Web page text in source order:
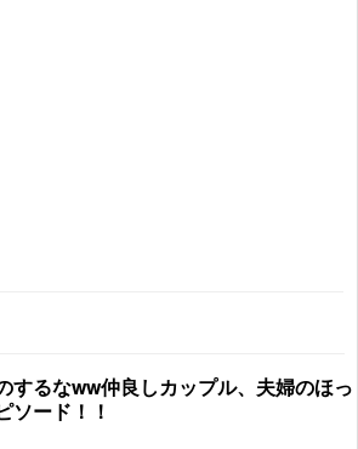
するなww仲良しカップル、夫婦のほっ
ソード！！